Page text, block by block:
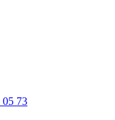
05 73